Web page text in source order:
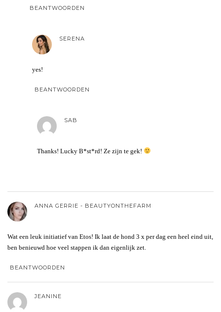
BEANTWOORDEN
SERENA
yes!
BEANTWOORDEN
SAB
Thanks! Lucky B*st*rd! Ze zijn te gek!
ANNA GERRIE - BEAUTYONTHEFARM
Wat een leuk initiatief van Etos! Ik laat de hond 3 x per dag een heel eind uit,
ben benieuwd hoe veel stappen ik dan eigenlijk zet.
BEANTWOORDEN
JEANINE